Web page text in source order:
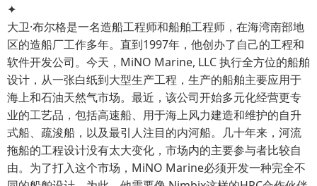
✦
大卫·布尔格是一名造船工程师和船舶工程师，在海湾南部地
区的造船厂工作多年。直到1997年，他创办了自己的工程和
软件开发公司。今天，MiNO Marine, LLC 执行全方位的船舶
设计，从一张白纸到大型生产工程，生产的船舶主要应用于
海上和石油天然气市场。最近，该公司开始多元化经营更专
业的工艺品，包括高速船、用于海上风力建造和维护的自升
式船、疏浚船，以及最引人注目的内河船。几十年来，河流
拖船的工程设计没有太大变化，市场内的主要参与者比较自
由。为了打入这个市场，MiNO Marine必须开发一种完全不